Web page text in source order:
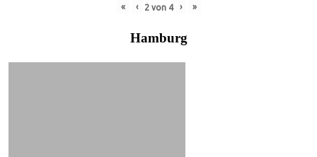
« ‹ 2von 4 › »
Hamburg